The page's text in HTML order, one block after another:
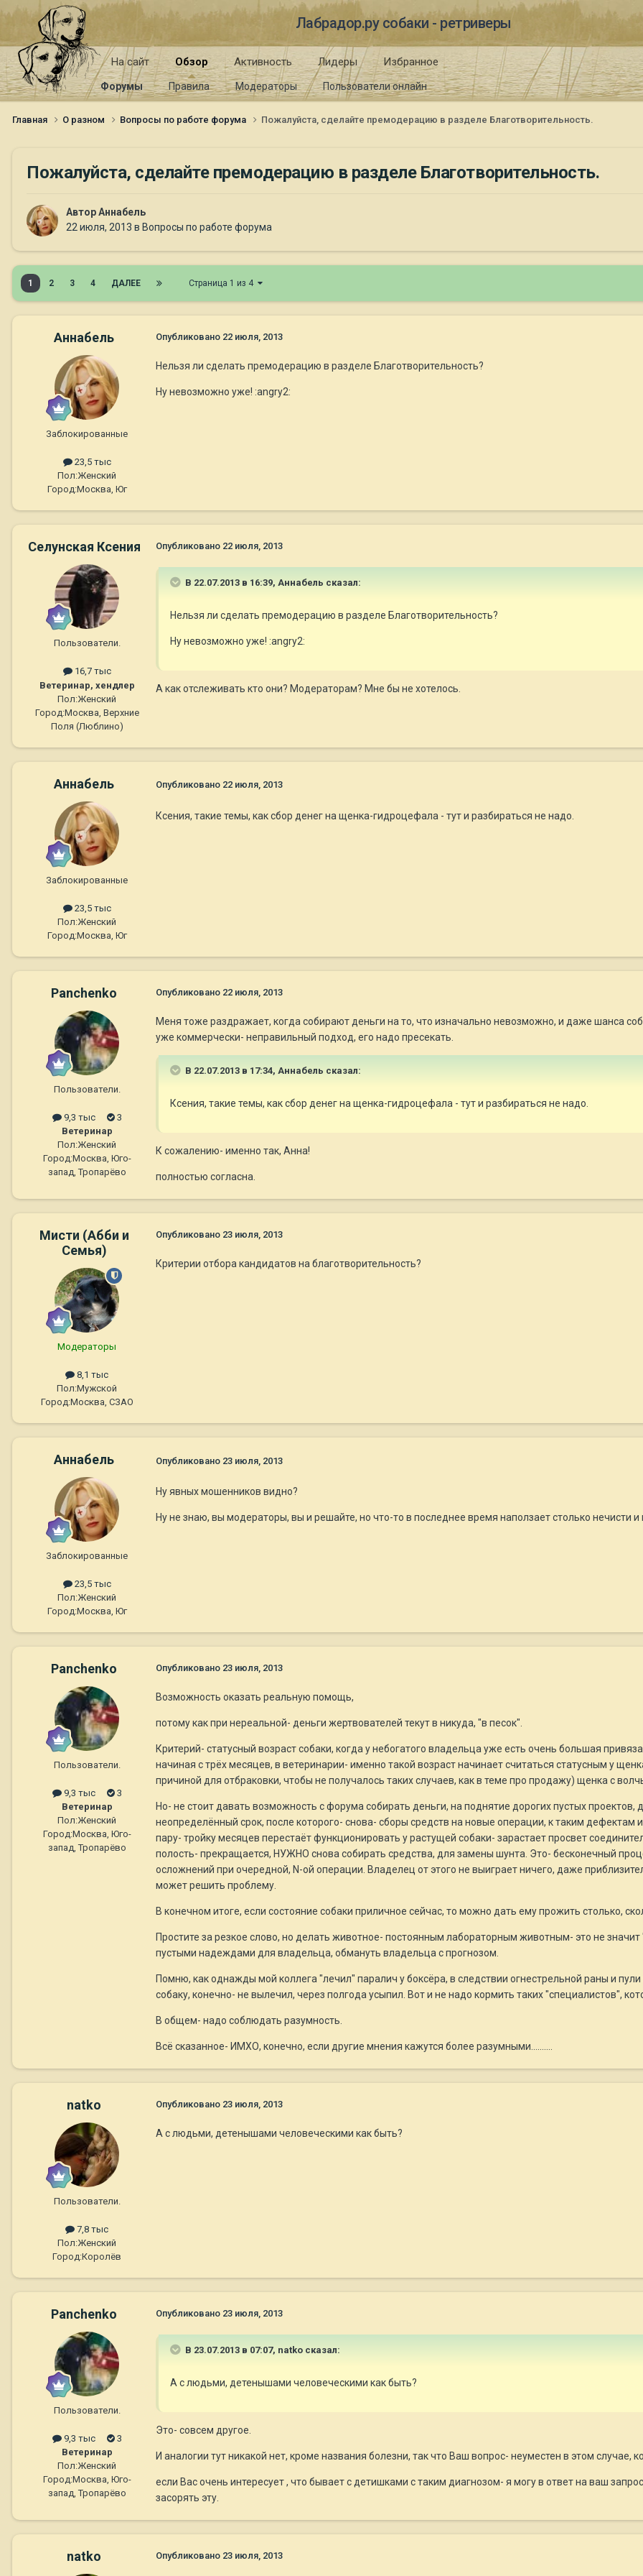
Лабрадор.ру собаки - ретриверы
На сайт Обзор
Форумы Правила Модераторы Пользователи онлайн
Активность Лидеры Избранное
Главная О разном Вопросы по работе форума Пожалуйста, сделайте премодерацию в разделе Благотворительность.
Пожалуйста, сделайте премодерацию в разделе Благотворительность.
АвторAннaбель
22 июля, 2013 в Вопросы по работе форума
1 2 3 4 ДАЛЕЕ Страница 1 из 4
Aннaбель
Заблокированные
23,5 тыс
Пол:Женский
Город:Москва, Юг
Опубликовано 22 июля, 2013
Нельзя ли сделать премодерацию в разделе Благотворительность?
Ну невозможно уже! :angry2:
Селунская Ксения
Пользователи.
16,7 тыс
Ветеринар, хендлер
Пол:Женский
Город:Москва, Верхние
Поля (Люблино)
Опубликовано 22 июля, 2013
В 22.07.2013 в 16:39, Aннaбель сказал:
Нельзя ли сделать премодерацию в разделе Благотворительность?
Ну невозможно уже! :angry2:
А как отслеживать кто они? Модераторам? Мне бы не хотелось.
Aннaбель
Заблокированные
23,5 тыс
Пол:Женский
Город:Москва, Юг
Опубликовано 22 июля, 2013
Ксения, такие темы, как сбор денег на щенка-гидроцефала - тут и разбираться не надо.
Panchenko
Пользователи.
9,3 тыс
3
Ветеринар
Пол:Женский
Город:Москва, Юго-
запад, Тропарёво
Опубликовано 22 июля, 2013
Меня тоже раздражает, когда собирают деньги на то, что изначально невозможно, и даже шанса
уже коммерчески- неправильный подход, его надо пресекать.
В 22.07.2013 в 17:34, Aннaбель сказал:
Ксения, такие темы, как сбор денег на щенка-гидроцефала - тут и разбираться не надо.
К сожалению- именно так, Анна!
полностью согласна.
Мисти (Абби и
Семья)
Модераторы
8,1 тыс
Пол:Мужской
Город:Москва, СЗАО
Опубликовано 23 июля, 2013
Критерии отбора кандидатов на благотворительность?
Aннaбель
Заблокированные
23,5 тыс
Пол:Женский
Город:Москва, Юг
Опубликовано 23 июля, 2013
Ну явных мошенников видно?
Ну не знаю, вы модераторы, вы и решайте, но что-то в последнее время наползает столько нечисти и
Panchenko
Пользователи.
9,3 тыс
3
Ветеринар
Пол:Женский
Город:Москва, Юго-
запад, Тропарёво
Опубликовано 23 июля, 2013
Возможность оказать реальную помощь,
потому как при нереальной- деньги жертвователей текут в никуда, "в песок".
Критерий- статусный возраст собаки, когда у небогатого владельца уже есть очень большая
начиная с трёх месяцев, в ветеринарии- именно такой возраст начинает считаться статусным у
причиной для отбраковки, чтобы не получалось таких случаев, как в теме про продажу) щенка с
Но- не стоит давать возможность с форума собирать деньги, на поднятие дорогих пустых
неопределённый срок, после которого- снова- сборы средств на новые операции, к таким дефектам
пару- тройку месяцев перестаёт функционировать у растущей собаки- зарастает просвет
полость- прекращается, НУЖНО снова собирать средства, для замены шунта. Это- бесконечный
осложнений при очередной, N-ой операции. Владелец от этого не выиграет ничего, даже
может решить проблему.
В конечном итоге, если состояние собаки приличное сейчас, то можно дать ему прожить столько,
Простите за резкое слово, но делать животное- постоянным лабораторным животным- это не
пустыми надеждами для владельца, обмануть владельца с прогнозом.
Помню, как однажды мой коллега "лечил" паралич у боксёра, в следствии огнестрельной раны и
собаку, конечно- не вылечил, через полгода усыпил. Вот и не надо кормить таких
В общем- надо соблюдать разумность.
Всё сказанное- ИМХО, конечно, если другие мнения кажутся более разумными..........
natko
Пользователи.
7,8 тыс
Пол:Женский
Город:Королёв
Опубликовано 23 июля, 2013
А с людьми, детенышами человеческими как быть?
Panchenko
Пользователи.
9,3 тыс
3
Ветеринар
Пол:Женский
Город:Москва, Юго-
запад, Тропарёво
Опубликовано 23 июля, 2013
В 23.07.2013 в 07:07, natko сказал:
А с людьми, детенышами человеческими как быть?
Это- совсем другое.
И аналогии тут никакой нет, кроме названия болезни, так что Ваш вопрос- неуместен в этом случае,
если Вас очень интересует , что бывает с детишками с таким диагнозом- я могу в ответ на ваш
засорять эту.
natko Опубликовано 23 июля, 2013